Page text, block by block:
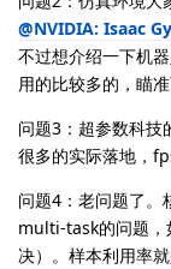
@NVIDIA: Isaac
不过想介绍一下机
用的比较多的，瞄
问题3：超参数科技
很多的实际落地，
问题4：老问题了。
multi-task的问题
决）。样本利用率